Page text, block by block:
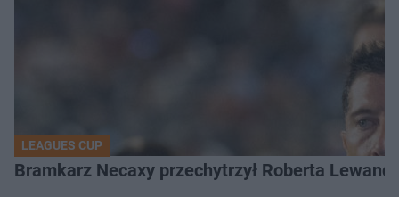
LEAGUES CUP
Bramkarz Necaxy przechytrzył Roberta